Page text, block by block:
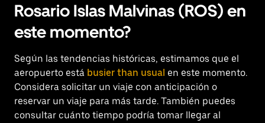
Rosario Islas Malvinas (ROS) en
este momento?
Según las tendencias históricas, estimamos que el
aeropuerto está busier than usual en este momento.
Considera solicitar un viaje con anticipación o
reservar un viaje para más tarde. También puedes
consultar cuánto tiempo podría tomar llegar al